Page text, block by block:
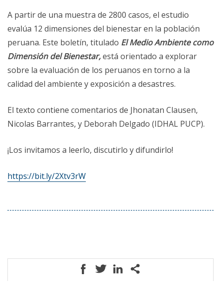
A partir de una muestra de 2800 casos, el estudio
evalúa 12 dimensiones del bienestar en la población
peruana. Este boletín, titulado El Medio Ambiente como
Dimensión del Bienestar,está orientado a explorar
sobre la evaluación de los peruanos en torno a la
calidad del ambiente y exposición a desastres.
El texto contiene comentarios de Jhonatan Clausen,
Nicolas Barrantes, y Deborah Delgado (IDHAL PUCP).
¡Los invitamos a leerlo, discutirlo y difundirlo!
https://bit.ly/2Xtv3rW